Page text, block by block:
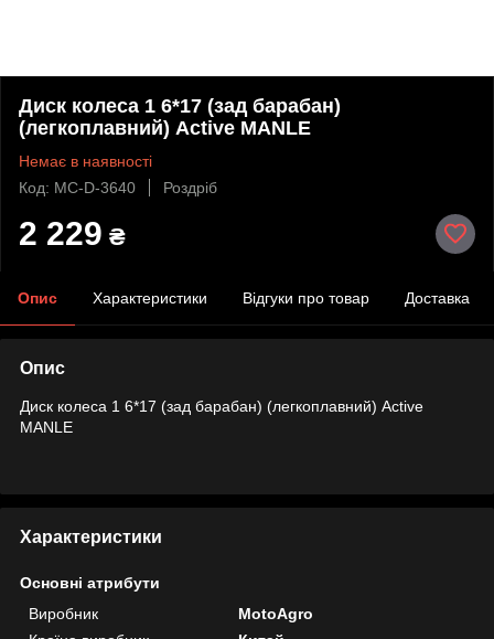
Диск колеса 1 6*17 (зад барабан)
(легкоплавний) Active MANLE
Немає в наявності
Код: MC-D-3640
Роздріб
2 229 ₴
Опис Характеристики Відгуки про товар Доставка
Опис
Диск колеса 1 6*17 (зад барабан) (легкоплавний) Active
MANLE
Характеристики
Основні атрибути
Виробник
MotoAgro